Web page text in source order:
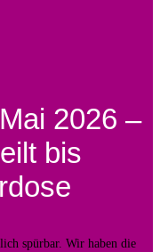
2026 –
bis
spürbar. Wir haben die